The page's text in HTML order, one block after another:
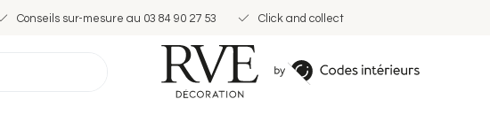
Conseils sur-mesure au 03 84 90 27 53 Click and collect